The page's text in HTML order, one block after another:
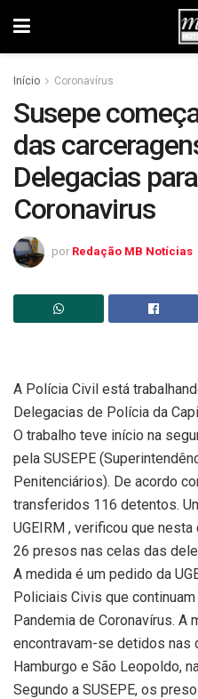
Início Coronavírus
Susepe
das
Delegacias
Coronavirus
por Redação MB Notícias
A Polícia Civil está
Delegacias de Polícia da
O trabalho teve início na
pela SUSEPE
Penitenciários). De acordo
transferidos 116 detentos.
UGEIRM , verificou que
26 presos nas celas das
A medida é um pedido da
Policiais Civis que
Pandemia de Coronavírus.
encontravam-se detidos nas
Hamburgo e São Leopoldo,
Segundo a SUSEPE, os